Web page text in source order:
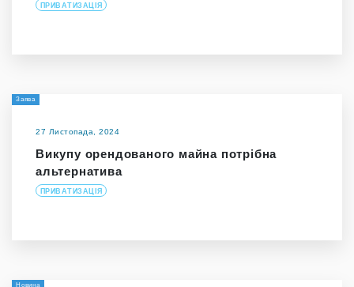
ПРИВАТИЗАЦІЯ
Заява
27 Листопада, 2024
Викупу орендованого майна потрібна
альтернатива
ПРИВАТИЗАЦІЯ
Новина